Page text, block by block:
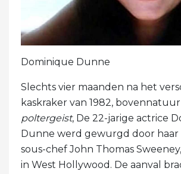
Dominique Dunne
Slechts vier maanden na het
kaskraker van 1982,
poltergeist, De 22-jarige actrice
Dunne werd gewurgd door haar
sous-chef John Thomas
in West Hollywood. De aanval